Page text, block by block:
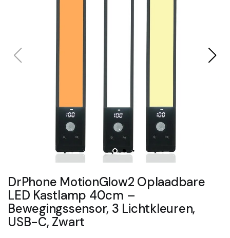
DrPhone MotionGlow2 Oplaadbare
LED Kastlamp 40cm –
Bewegingssensor, 3 Lichtkleuren,
USB-C, Zwart